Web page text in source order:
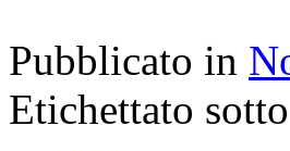
Pubblicato in
Etichettato sotto